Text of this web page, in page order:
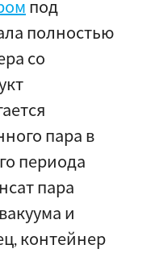
под
полностью
со
пара в
периода
пара
и
контейнер